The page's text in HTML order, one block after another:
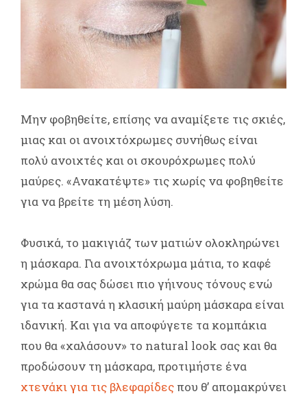
Μην φοβηθείτε, επίσης να αναμίξετε τις σκιές,
μιας και οι ανοιχτόχρωμες συνήθως είναι
πολύ ανοιχτές και οι σκουρόχρωμες πολύ
μαύρες. «Ανακατέψτε» τις χωρίς να φοβηθείτε
για να βρείτε τη μέση λύση.
Φυσικά, το μακιγιάζ των ματιών ολοκληρώνει
η μάσκαρα. Για ανοιχτόχρωμα μάτια, το καφέ
χρώμα θα σας δώσει πιο γήινους τόνους ενώ
για τα καστανά η κλασική μαύρη μάσκαρα είναι
ιδανική. Και για να αποφύγετε τα κομπάκια
που θα «χαλάσουν» το natural look σας και θα
προδώσουν τη μάσκαρα, προτιμήστε ένα
χτενάκι για τις βλεφαρίδες που θ’ απομακρύνει